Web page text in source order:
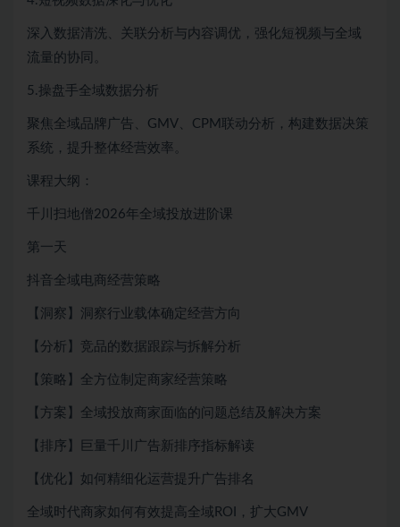
深入数据清洗、关联分析与内容调优，强化短视频与全域
流量的协同。
5.操盘手全域数据分析
聚焦全域品牌广告、GMV、CPM联动分析，构建数据决策
系统，提升整体经营效率。
课程大纲：
千川扫地僧2026年全域投放进阶课
第一天
抖音全域电商经营策略
【洞察】洞察行业载体确定经营方向
【分析】竞品的数据跟踪与拆解分析
【策略】全方位制定商家经营策略
【方案】全域投放商家面临的问题总结及解决方案
【排序】巨量千川广告新排序指标解读
【优化】如何精细化运营提升广告排名
全域时代商家如何有效提高全域ROI，扩大GMV